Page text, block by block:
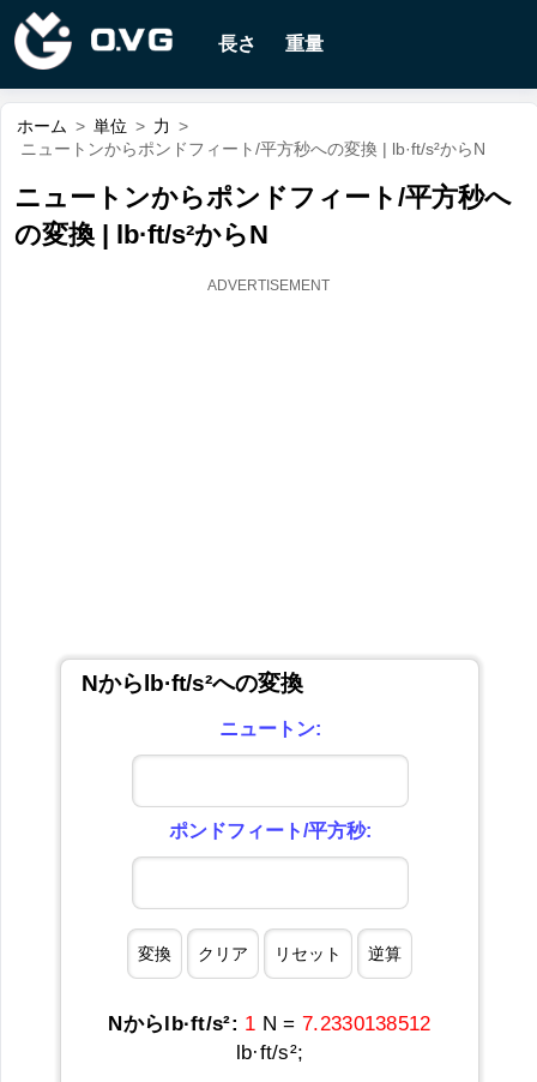
長さ 重量
ホーム > 単位 > 力 >
ニュートンからポンドフィート/平方秒への変換 | lb·ft/s²からN
ニュートンからポンドフィート/平方秒へ
の変換 | lb·ft/s²からN
Nからlb·ft/s²への変換
ニュートン:
ポンドフィート/平方秒:
Nからlb·ft/s²: 1 N =7.2330138512
lb·ft/s²;